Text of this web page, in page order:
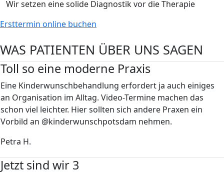
Wir setzen eine solide Diagnostik vor die Therapie
Ersttermin online buchen
WAS PATIENTEN ÜBER UNS SAGEN
Toll so eine moderne Praxis
Eine Kinderwunschbehandlung erfordert ja auch einiges
an Organisation im Alltag. Video-Termine machen das
schon viel leichter. Hier sollten sich andere Praxen ein
Vorbild an @kinderwunschpotsdam nehmen.
Petra H.
Jetzt sind wir 3